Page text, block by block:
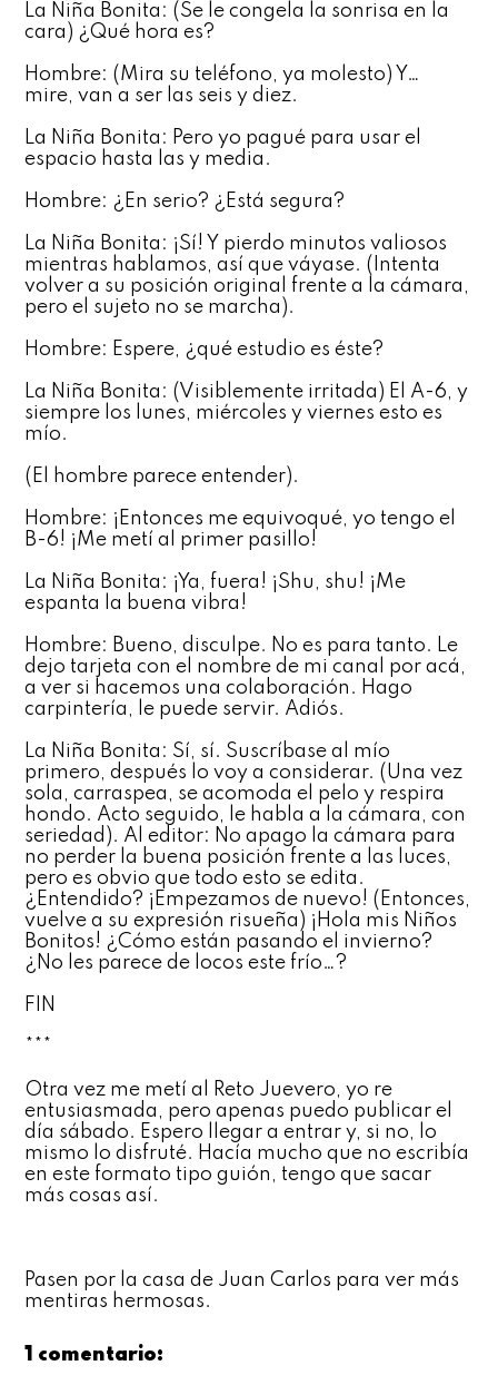
La Niña Bonita: (Se le congela la sonrisa en la
cara) ¿Qué hora es?
Hombre: (Mira su teléfono, ya molesto) Y…
mire, van a ser las seis y diez.
La Niña Bonita: Pero yo pagué para usar el
espacio hasta las y media.
Hombre: ¿En serio? ¿Está segura?
La Niña Bonita: ¡Sí! Y pierdo minutos valiosos
mientras hablamos, así que váyase. (Intenta
volver a su posición original frente a la cámara,
pero el sujeto no se marcha).
Hombre: Espere, ¿qué estudio es éste?
La Niña Bonita: (Visiblemente irritada) El A-6, y
siempre los lunes, miércoles y viernes esto es
mío.
(El hombre parece entender).
Hombre: ¡Entonces me equivoqué, yo tengo el
B-6! ¡Me metí al primer pasillo!
La Niña Bonita: ¡Ya, fuera! ¡Shu, shu! ¡Me
espanta la buena vibra!
Hombre: Bueno, disculpe. No es para tanto. Le
dejo tarjeta con el nombre de mi canal por acá,
a ver si hacemos una colaboración. Hago
carpintería, le puede servir. Adiós.
La Niña Bonita: Sí, sí. Suscríbase al mío
primero, después lo voy a considerar. (Una vez
sola, carraspea, se acomoda el pelo y respira
hondo. Acto seguido, le habla a la cámara, con
seriedad). Al editor: No apago la cámara para
no perder la buena posición frente a las luces,
pero es obvio que todo esto se edita.
¿Entendido? ¡Empezamos de nuevo! (Entonces,
vuelve a su expresión risueña) ¡Hola mis Niños
Bonitos! ¿Cómo están pasando el invierno?
¿No les parece de locos este frío…?
FIN
***
Otra vez me metí al Reto Juevero, yo re
entusiasmada, pero apenas puedo publicar el
día sábado. Espero llegar a entrar y, si no, lo
mismo lo disfruté. Hacía mucho que no escribía
en este formato tipo guión, tengo que sacar
más cosas así.
Pasen por la casa de Juan Carlos para ver más
mentiras hermosas.
1 comentario: